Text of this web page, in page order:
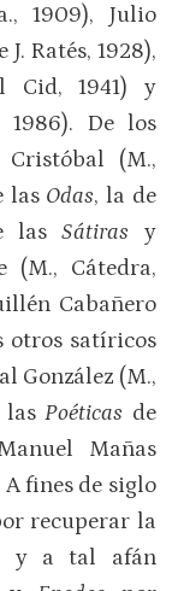
1909), Julio
Ratés, 1928),
Cid, 1941) y
1986). De los
(M.,
las Odas, la de
lasSátiras y
(M., Cátedra,
Cabañero
otros satíricos
González (M.,
lasPoéticas de
Mañas
A fines de siglo
recuperar la
y a tal afán